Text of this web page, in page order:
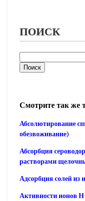
ПОИСК
Смотрите так же
Абсолютирование
обезвоживание)
Абсорбция
растворами
Адсорбция солей из
Активности ионов Н